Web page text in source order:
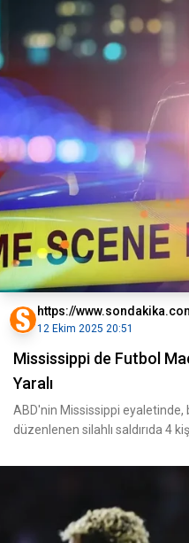
https://
12 Ekim 2025 20:51
Mississippi de Futbol
Yaralı
ABD'nin Mississippi eyaletinde,
düzenlenen silahlı saldırıda 4